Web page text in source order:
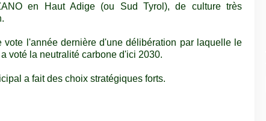
en Haut Adige (ou Sud Tyrol), de culture très
vote l'année dernière d'une délibération par laquelle le
voté la neutralité carbone d'ici 2030.
a fait des choix stratégiques forts.